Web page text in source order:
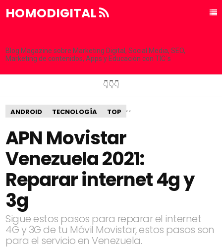
HOMODIGITAL
Blog Magazine sobre Marketing Digital, Social Media, SEO,
Marketing de contenidos, Apps y Educación con TIC´s
👇👇👇
ANDROID ,
TECNOLOGÍA ,
TOP
APN Movistar
Venezuela 2021:
Reparar internet 4g y
3g
Sigue estos pasos para reparar el internet
4G y 3G de tu Móvil Movistar, estos pasos son
para el servicio en Venezuela.